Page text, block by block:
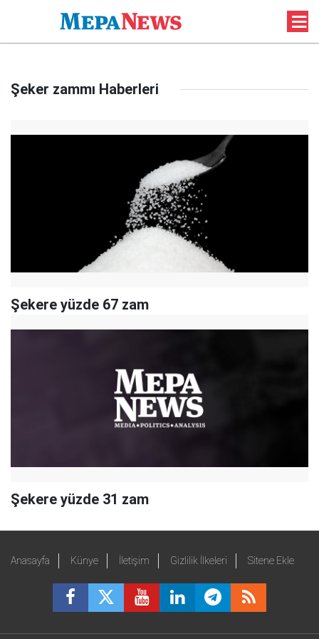
Şeker zammı Haberleri
Şekere yüzde 67 zam
Şekere yüzde 31 zam
Anasayfa Künye İletişim Gizlilik İlkeleri Sitene Ekle